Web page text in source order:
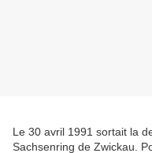
Le 30 avril 1991 sortait la
Sachsenring de Zwickau.